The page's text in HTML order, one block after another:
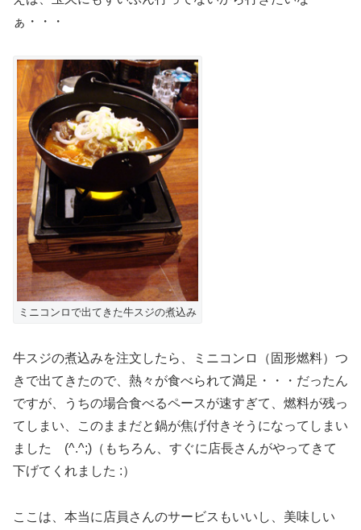
ぁ・・・
ミニコンロで出てきた牛スジの煮込み
牛スジの煮込みを注文したら、ミニコンロ（固形燃料）つ
きで出てきたので、熱々が食べられて満足・・・だったん
ですが、うちの場合食べるペースが速すぎて、燃料が残っ
てしまい、このままだと鍋が焦げ付きそうになってしまい
ました (^.^;)（もちろん、すぐに店長さんがやってきて
下げてくれました :）
ここは、本当に店員さんのサービスもいいし、美味しい